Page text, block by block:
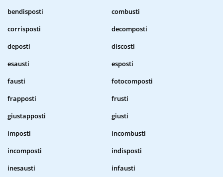
bendisposti
combusti
corrisposti
decomposti
deposti
discosti
esausti
esposti
fausti
fotocomposti
frapposti
frusti
giustapposti
giusti
imposti
incombusti
incomposti
indisposti
inesausti
infausti